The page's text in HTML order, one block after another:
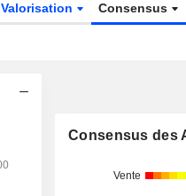
Valorisation Consensus
Consensus des
Vente